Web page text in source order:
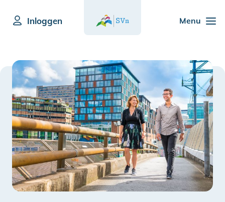
Menu
Inloggen